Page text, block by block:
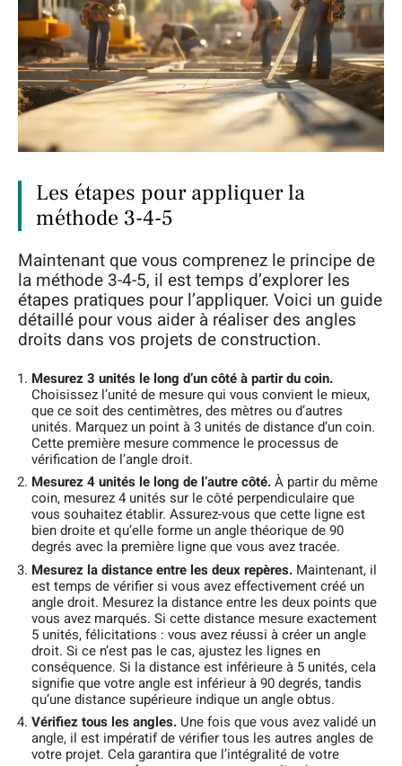
Les étapes pour appliquer la
méthode 3-4-5
Maintenant que vous comprenez le principe de
la méthode 3-4-5, il est temps d’explorer les
étapes pratiques pour l’appliquer. Voici un guide
détaillé pour vous aider à réaliser des angles
droits dans vos projets de construction.
Mesurez 3 unités le long d’un côté à partir du coin.
Choisissez l’unité de mesure qui vous convient le mieux,
que ce soit des centimètres, des mètres ou d’autres
unités. Marquez un point à 3 unités de distance d’un coin.
Cette première mesure commence le processus de
vérification de l’angle droit.
Mesurez 4 unités le long de l’autre côté.À partir du même
coin, mesurez 4 unités sur le côté perpendiculaire que
vous souhaitez établir. Assurez-vous que cette ligne est
bien droite et qu’elle forme un angle théorique de 90
degrés avec la première ligne que vous avez tracée.
Mesurez la distance entre les deux repères. Maintenant, il
est temps de vérifier si vous avez effectivement créé un
angle droit. Mesurez la distance entre les deux points que
vous avez marqués. Si cette distance mesure exactement
5 unités, félicitations : vous avez réussi à créer un angle
droit. Si ce n’est pas le cas, ajustez les lignes en
conséquence. Si la distance est inférieure à 5 unités, cela
signifie que votre angle est inférieur à 90 degrés, tandis
qu’une distance supérieure indique un angle obtus.
Vérifiez tous les angles. Une fois que vous avez validé un
angle, il est impératif de vérifier tous les autres angles de
votre projet. Cela garantira que l’intégralité de votre